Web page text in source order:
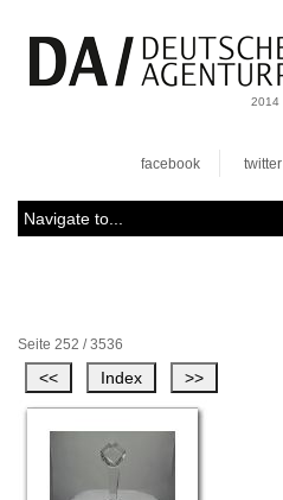
2014
facebook twitter
Seite 252 / 3536